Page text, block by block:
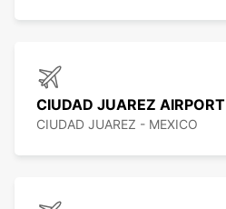
CIUDAD JUAREZ AIRPORT
CIUDAD JUAREZ - MEXICO